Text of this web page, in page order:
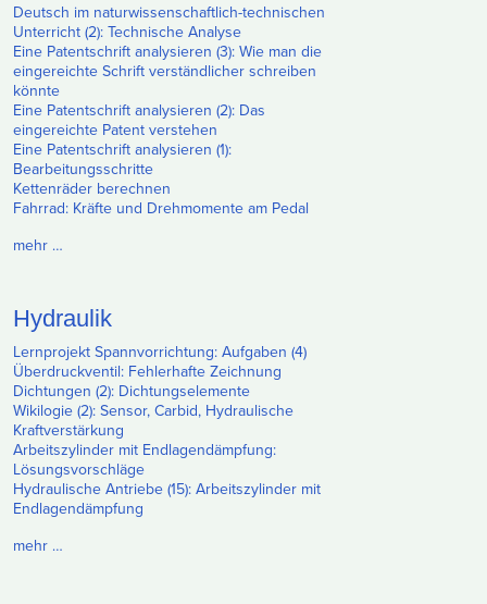
Deutsch im naturwissenschaftlich-technischen
Unterricht (2): Technische Analyse
Eine Patentschrift analysieren (3): Wie man die
eingereichte Schrift verständlicher schreiben
könnte
Eine Patentschrift analysieren (2): Das
eingereichte Patent verstehen
Eine Patentschrift analysieren (1):
Bearbeitungsschritte
Kettenräder berechnen
Fahrrad: Kräfte und Drehmomente am Pedal
mehr …
Hydraulik
Lernprojekt Spannvorrichtung: Aufgaben (4)
Überdruckventil: Fehlerhafte Zeichnung
Dichtungen (2): Dichtungselemente
Wikilogie (2): Sensor, Carbid, Hydraulische
Kraftverstärkung
Arbeitszylinder mit Endlagendämpfung:
Lösungsvorschläge
Hydraulische Antriebe (15): Arbeitszylinder mit
Endlagendämpfung
mehr …